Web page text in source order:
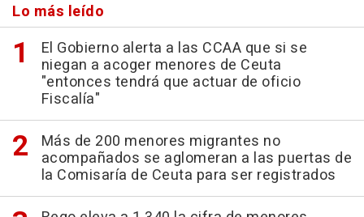
Lo más leído
El Gobierno alerta a las CCAA que si se
niegan a acoger menores de Ceuta
"entonces tendrá que actuar de oficio
Fiscalía"
Más de 200 menores migrantes no
acompañados se aglomeran a las puertas de
la Comisaría de Ceuta para ser registrados